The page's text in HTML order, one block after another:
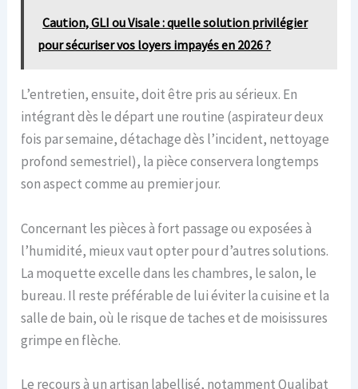
Caution, GLI ou Visale : quelle solution privilégier
pour sécuriser vos loyers impayés en 2026 ?
L’entretien, ensuite, doit être pris au sérieux. En
intégrant dès le départ une routine (aspirateur deux
fois par semaine, détachage dès l’incident, nettoyage
profond semestriel), la pièce conservera longtemps
son aspect comme au premier jour.
Concernant les pièces à fort passage ou exposées à
l’humidité, mieux vaut opter pour d’autres solutions.
La moquette excelle dans les chambres, le salon, le
bureau. Il reste préférable de lui éviter la cuisine et la
salle de bain, où le risque de taches et de moisissures
grimpe en flèche.
Le recours à un artisan labellisé, notamment Qualibat